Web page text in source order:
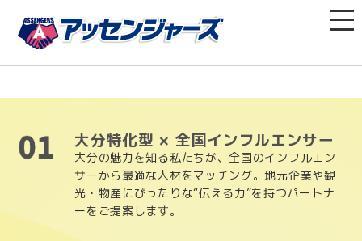
大分特化型 × 全国インフルエンサー
大分の魅力を知る私たちが、全国のインフルエン
サーから最適な人材をマッチング。地元企業や観
光・物産にぴったりな“伝える力”を持つパートナ
ーをご提案します。